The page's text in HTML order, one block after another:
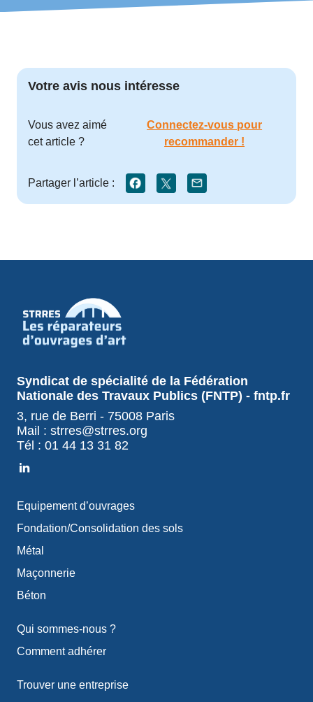
Votre avis nous intéresse
Vous avez aimé
cet article ?
Connectez-vous pour
recommander !
Partager l’article :
Syndicat de spécialité de la Fédération
Nationale des Travaux Publics (FNTP) - fntp.fr
3, rue de Berri - 75008 Paris
Mail : strres@strres.org
Tél : 01 44 13 31 82
Equipement d’ouvrages
Fondation/Consolidation des sols
Métal
Maçonnerie
Béton
Qui sommes-nous ?
Comment adhérer
Trouver une entreprise